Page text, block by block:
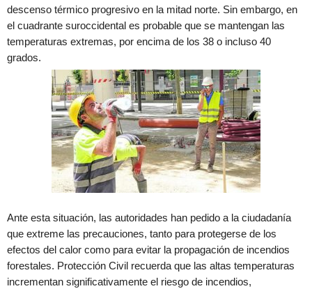
descenso térmico progresivo en la mitad norte. Sin embargo, en
el cuadrante suroccidental es probable que se mantengan las
temperaturas extremas, por encima de los 38 o incluso 40
grados.
Ante esta situación, las autoridades han pedido a la ciudadanía
que extreme las precauciones, tanto para protegerse de los
efectos del calor como para evitar la propagación de incendios
forestales. Protección Civil recuerda que las altas temperaturas
incrementan significativamente el riesgo de incendios,